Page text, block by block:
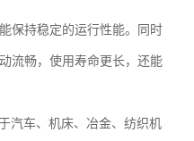
保持稳定的运行性能。同时
流畅，使用寿命更长，还能
汽车、机床、冶金、纺织机